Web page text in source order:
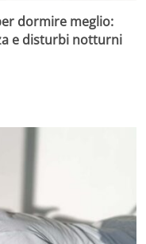
dormire meglio:
e disturbi notturni